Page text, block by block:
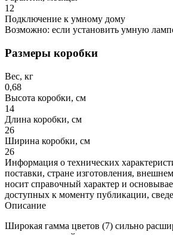
12
Подключение к умному дому
Возможно: если установить умную
Размеры коробки
Вес, кг
0,68
Высота коробки, см
14
Длина коробки, см
26
Ширина коробки, см
26
Информация о технических
поставки, стране изготовления,
носит справочный характер и
доступных к моменту публикации,
Описание
Широкая гамма цветов (7) сильно